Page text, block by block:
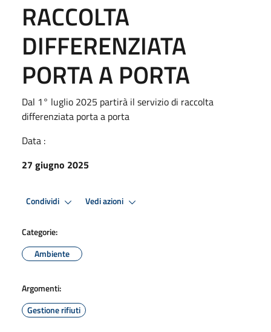
RACCOLTA
DIFFERENZIATA
PORTA A PORTA
Dal 1° luglio 2025 partirà il servizio di raccolta
differenziata porta a porta
Data :
27 giugno 2025
Condividi Vedi azioni
Categorie:
Ambiente
Argomenti:
Gestione rifiuti